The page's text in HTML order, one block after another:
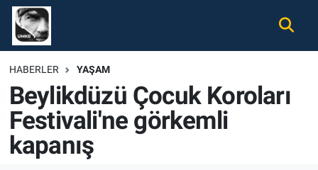
HABERLER YAŞAM
Beylikdüzü Çocuk Koroları
Festivali'ne görkemli
kapanış
Gündem
Ekonomi
Spor
Magazin
Nöbetçi Eczaneler
Hava Durumu
Namaz Vakitleri
Trafik Durumu